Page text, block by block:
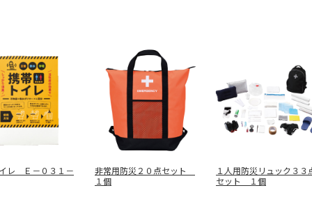
レ Ｅ－０３１－
非常用防災２０点セット
１個
１人用防災リュック３３
セット １個